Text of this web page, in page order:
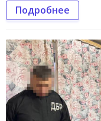
Подробнее